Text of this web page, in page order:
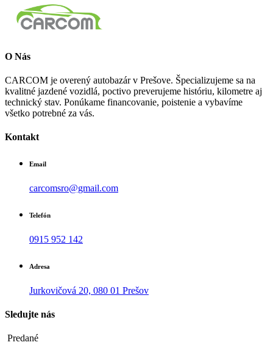
O Nás
CARCOM je overený autobazár v Prešove. Špecializujeme sa na
kvalitné jazdené vozidlá, poctivo preverujeme históriu, kilometre aj
technický stav. Ponúkame financovanie, poistenie a vybavíme
všetko potrebné za vás.
Kontakt
Email
carcomsro@gmail.com
Telefón
0915 952 142
Adresa
Jurkovičová 20, 080 01 Prešov
Sledujte nás
Predané